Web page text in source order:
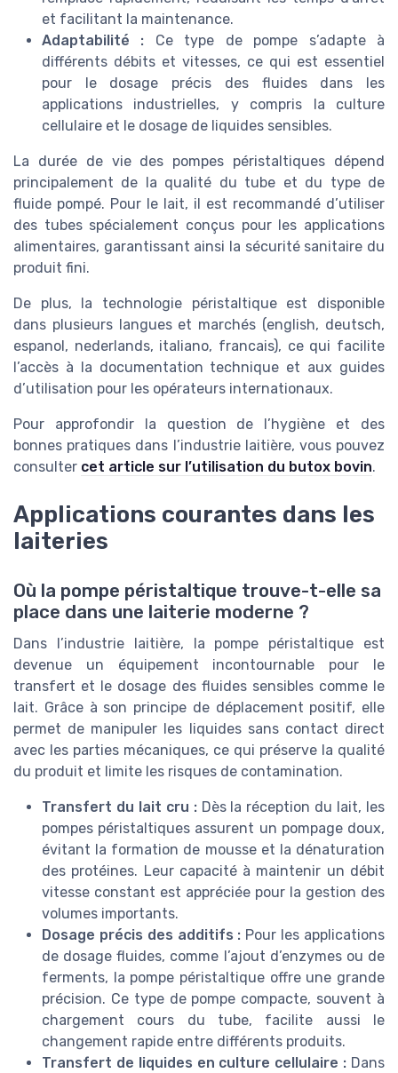
et facilitant la maintenance.
Adaptabilité : Ce type de pompe s’adapte à
différents débits et vitesses, ce qui est essentiel
pour le dosage précis des fluides dans les
applications industrielles, y compris la culture
cellulaire et le dosage de liquides sensibles.
La durée de vie des pompes péristaltiques dépend
principalement de la qualité du tube et du type de
fluide pompé. Pour le lait, il est recommandé d’utiliser
des tubes spécialement conçus pour les applications
alimentaires, garantissant ainsi la sécurité sanitaire du
produit fini.
De plus, la technologie péristaltique est disponible
dans plusieurs langues et marchés (english, deutsch,
espanol, nederlands, italiano, francais), ce qui facilite
l’accès à la documentation technique et aux guides
d’utilisation pour les opérateurs internationaux.
Pour approfondir la question de l’hygiène et des
bonnes pratiques dans l’industrie laitière, vous pouvez
consulter cet article sur l’utilisation du butox bovin.
Applications courantes dans les
laiteries
Où la pompe péristaltique trouve-t-elle sa
place dans une laiterie moderne ?
Dans l’industrie laitière, la pompe péristaltique est
devenue un équipement incontournable pour le
transfert et le dosage des fluides sensibles comme le
lait. Grâce à son principe de déplacement positif, elle
permet de manipuler les liquides sans contact direct
avec les parties mécaniques, ce qui préserve la qualité
du produit et limite les risques de contamination.
Transfert du lait cru :Dès la réception du lait, les
pompes péristaltiques assurent un pompage doux,
évitant la formation de mousse et la dénaturation
des protéines. Leur capacité à maintenir un débit
vitesse constant est appréciée pour la gestion des
volumes importants.
Dosage précis des additifs : Pour les applications
de dosage fluides, comme l’ajout d’enzymes ou de
ferments, la pompe péristaltique offre une grande
précision. Ce type de pompe compacte, souvent à
chargement cours du tube, facilite aussi le
changement rapide entre différents produits.
Transfert de liquides en culture cellulaire : Dans